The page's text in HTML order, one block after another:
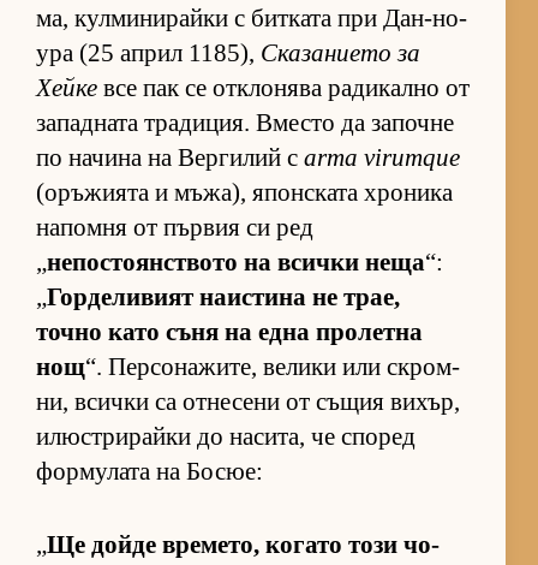
ма, кул­ми­ни­райки с бит­ката при Дан-но-
ура (25 ап­рил 1185), Ска­за­ни­ето за
Хейке все пак се от­к­ло­нява ра­ди­кално от
за­пад­ната тра­ди­ция. Вместо да за­почне
по на­чина на Вер­ги­лий с arma virumque
(о­ръ­жи­ята и мъ­жа), япон­с­ката хро­ника
на­помня от пър­вия си ред
„не­пос­то­ян­с­т­вото на всички неща“:
„Гор­де­ли­вият на­ис­тина не трае,
точно като съня на една про­летна
нощ“. Пер­со­на­жи­те, ве­лики или скром­
ни, всички са от­не­сени от съ­щия ви­хър,
илюс­т­ри­райки до на­си­та, че спо­ред
фор­му­лата на Бо­сюе:
„Ще дойде вре­ме­то, ко­гато този чо­